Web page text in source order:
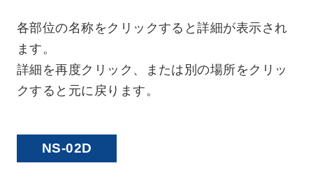
各部位の名称をクリックすると詳細が表示され
ます。
詳細を再度クリック、または別の場所をクリッ
クすると元に戻ります。
NS-02D